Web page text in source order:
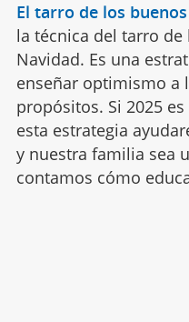
El tarro de los
la técnica del tarro
Navidad. Es una
enseñar optimismo a
propósitos. Si 2025
esta estrategia
y nuestra familia sea
contamos cómo